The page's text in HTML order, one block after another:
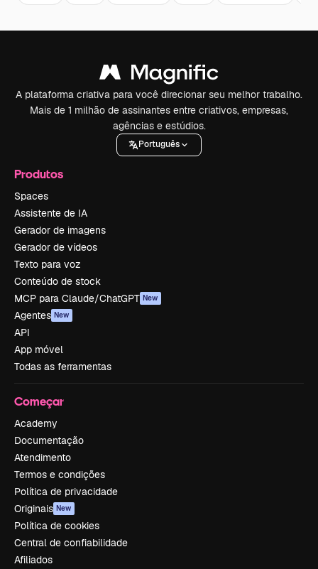
A plataforma criativa para você direcionar seu melhor trabalho.
Mais de 1 milhão de assinantes entre criativos, empresas,
agências e estúdios.
Português
Produtos
Spaces
Assistente de IA
Gerador de imagens
Gerador de vídeos
Texto para voz
Conteúdo de stock
MCP para Claude/ChatGPT New
Agentes New
API
App móvel
Todas as ferramentas
Começar
Academy
Documentação
Atendimento
Termos e condições
Política de privacidade
Originais New
Política de cookies
Central de confiabilidade
Afiliados